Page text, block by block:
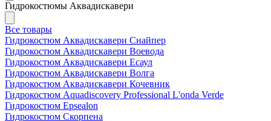
Гидрокостюмы Аквадискавери
Все товары
Гидрокостюм Аквадискавери Снайпер
Гидрокостюм Аквадискавери Воевода
Гидрокостюм Аквадискавери Есаул
Гидрокостюм Аквадискавери Волга
Гидрокостюм Аквадискавери Кочевник
Гидрокостюм Aquadiscovery Professional L'onda Verde
Гидрокостюм Epsealon
Гидрокостюм Скорпена